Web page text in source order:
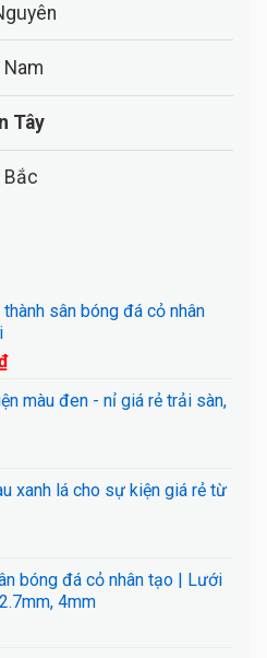
Nam
Tây
Bắc
sân bóng đá cỏ nhân
màu đen - nỉ giá rẻ trải sàn,
xanh lá cho sự kiện giá rẻ từ
bóng đá cỏ nhân tạo | Lưới
4mm